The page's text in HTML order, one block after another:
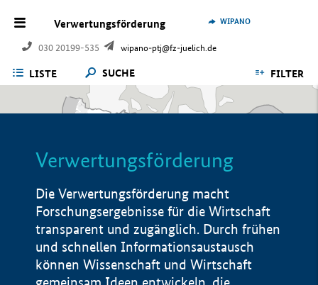
Verwertungsförderung
030 20199-535 wipano-ptj@fz-juelich.de
WIPANO
LISTE SUCHE FILTER
Verwertungsförderung
Die Verwertungsförderung macht
Forschungsergebnisse für die Wirtschaft
transparent und zugänglich. Durch frühen
und schnellen Informationsaustausch
können Wissenschaft und Wirtschaft